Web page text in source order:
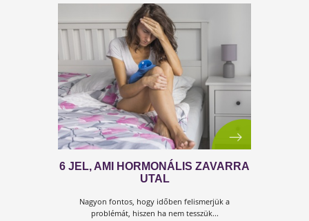
Gondolta volna, hogy a hallás romlása, a viszkető
a sárga körmök és a hirtelen súlyvesztés a
cukorbetegség jelei is lehetnek?